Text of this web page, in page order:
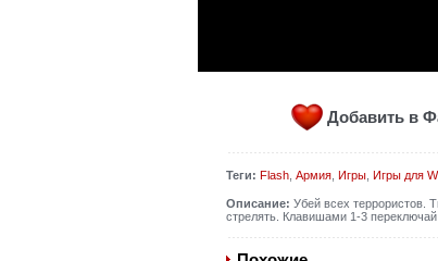
Добавить в
Теги: Flash, Армия, Игры, Игры для
Описание: Убей всех террористов.
стрелять. Клавишами 1-3